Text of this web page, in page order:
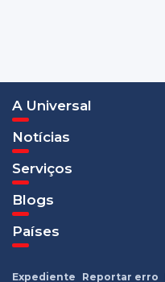
A Universal
Notícias
Serviços
Blogs
Países
Expediente Reportar erro